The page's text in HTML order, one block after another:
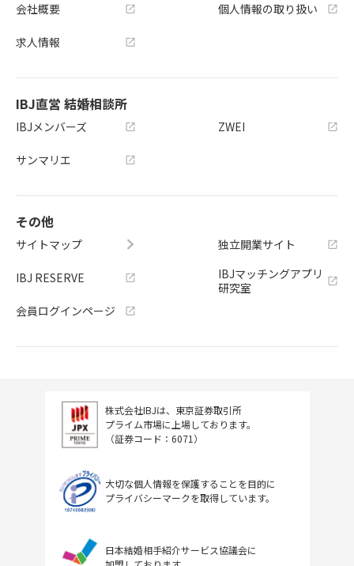
会社概要
求人情報
個人情報の取り扱い
IBJ直営 結婚相談所
IBJメンバーズ
サンマリエ
ZWEI
その他
サイトマップ
IBJ RESERVE
会員ログインページ
独立開業サイト
IBJマッチングアプリ
研究室
株式会社IBJは、東京証券取引所
プライム市場に上場しております。
（証券コード：6071）
大切な個人情報を保護することを目的に
プライバシーマークを取得しています。
日本結婚相手紹介サービス協議会に